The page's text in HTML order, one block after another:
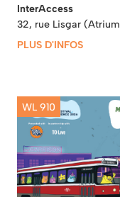
InterAccess
32, rue Lisgar
PLUS D'INFOS
WL 910